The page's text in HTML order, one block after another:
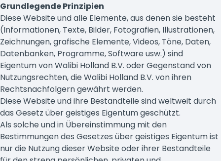
Grundlegende Prinzipien
Diese Website und alle Elemente, aus denen sie besteht
(Informationen, Texte, Bilder, Fotografien, Illustrationen,
Zeichnungen, grafische Elemente, Videos, Töne, Daten,
Datenbanken, Programme, Software usw.) sind
Eigentum von Walibi Holland B.V. oder Gegenstand von
Nutzungsrechten, die Walibi Holland B.V. von ihren
Rechtsnachfolgern gewährt werden.
Diese Website und ihre Bestandteile sind weltweit durch
das Gesetz über geistiges Eigentum geschützt.
Als solche und in Übereinstimmung mit den
Bestimmungen des Gesetzes über geistiges Eigentum ist
nur die Nutzung dieser Website oder ihrer Bestandteile